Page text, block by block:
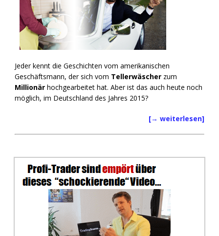
Jeder kennt die Geschichten vom amerikanischen
Geschäftsmann, der sich vom Tellerwäscher zum
Millionär hochgearbeitet hat. Aber ist das auch heute noch
möglich, im Deutschland des Jahres 2015?
[→ weiterlesen]